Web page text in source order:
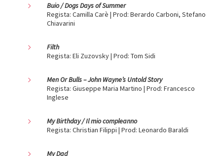
Buio / Dogs Days of Summer
Regista: Camilla Carè | Prod: Berardo Carboni, Stefano
Chiavarini
Filth
Regista: Eli Zuzovsky | Prod: Tom Sidi
Men Or Bulls – John Wayne’s Untold Story
Regista: Giuseppe Maria Martino | Prod: Francesco
Inglese
My Birthday / Il mio compleanno
Regista: Christian Filippi | Prod: Leonardo Baraldi
My Dad